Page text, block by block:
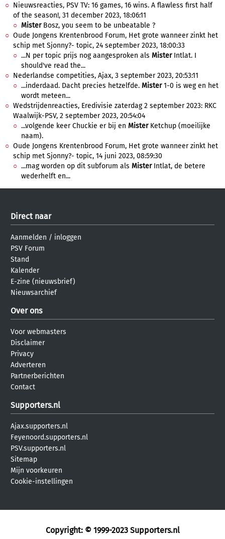
Nieuwsreacties, PSV TV: 16 games, 16 wins. A flawless first half
of the season!, 31 december 2023, 18:06:11
MisterBosz, you seem to be unbeatable ?
Oude Jongens Krentenbrood Forum, Het grote wanneer zinkt het
schip met Sjonny?- topic, 24 september 2023, 18:00:33
...N per topic prijs nog aangesproken als MisterIntlat. I
should've read the...
Nederlandse competities, Ajax, 3 september 2023, 20:53:11
...inderdaad. Dacht precies hetzelfde. Mister1-0 is weg en het
wordt meteen...
Wedstrijdenreacties, Eredivisie zaterdag 2 september 2023: RKC
Waalwijk-PSV, 2 september 2023, 20:54:04
...volgende keer Chuckie er bij en MisterKetchup (moeilijke
naam).
Oude Jongens Krentenbrood Forum, Het grote wanneer zinkt het
schip met Sjonny?- topic, 14 juni 2023, 08:59:30
...mag worden op dit subforum als MisterIntlat, de betere
wederhelft en...
Direct naar
Aanmelden / inloggen
PSV Forum
Stand
Kalender
E-zine (nieuwsbrief)
Nieuwsarchief
Over ons
Voor webmasters
Disclaimer
Privacy
Adverteren
Partnerberichten
Contact
Supporters.nl
Ajax.supporters.nl
Feyenoord.supporters.nl
PSV.supporters.nl
Sitemap
Mijn voorkeuren
Cookie-instellingen
Copyright: © 1999-2023 Supporters.nl